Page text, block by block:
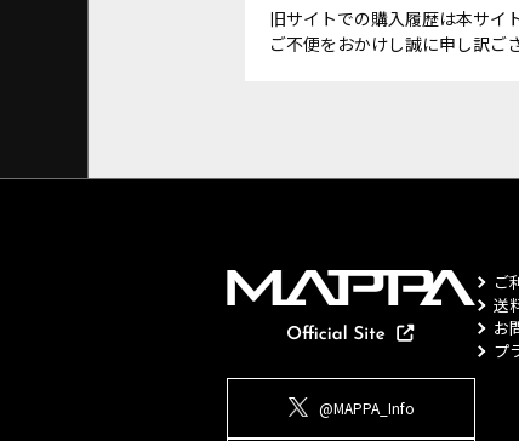
旧サイトでの購入履歴は本サイ
ご不便をおかけし誠に申し訳ご
@MAPPA_Info
ご
送
お
プ